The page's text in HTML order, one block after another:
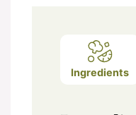
Ingredients